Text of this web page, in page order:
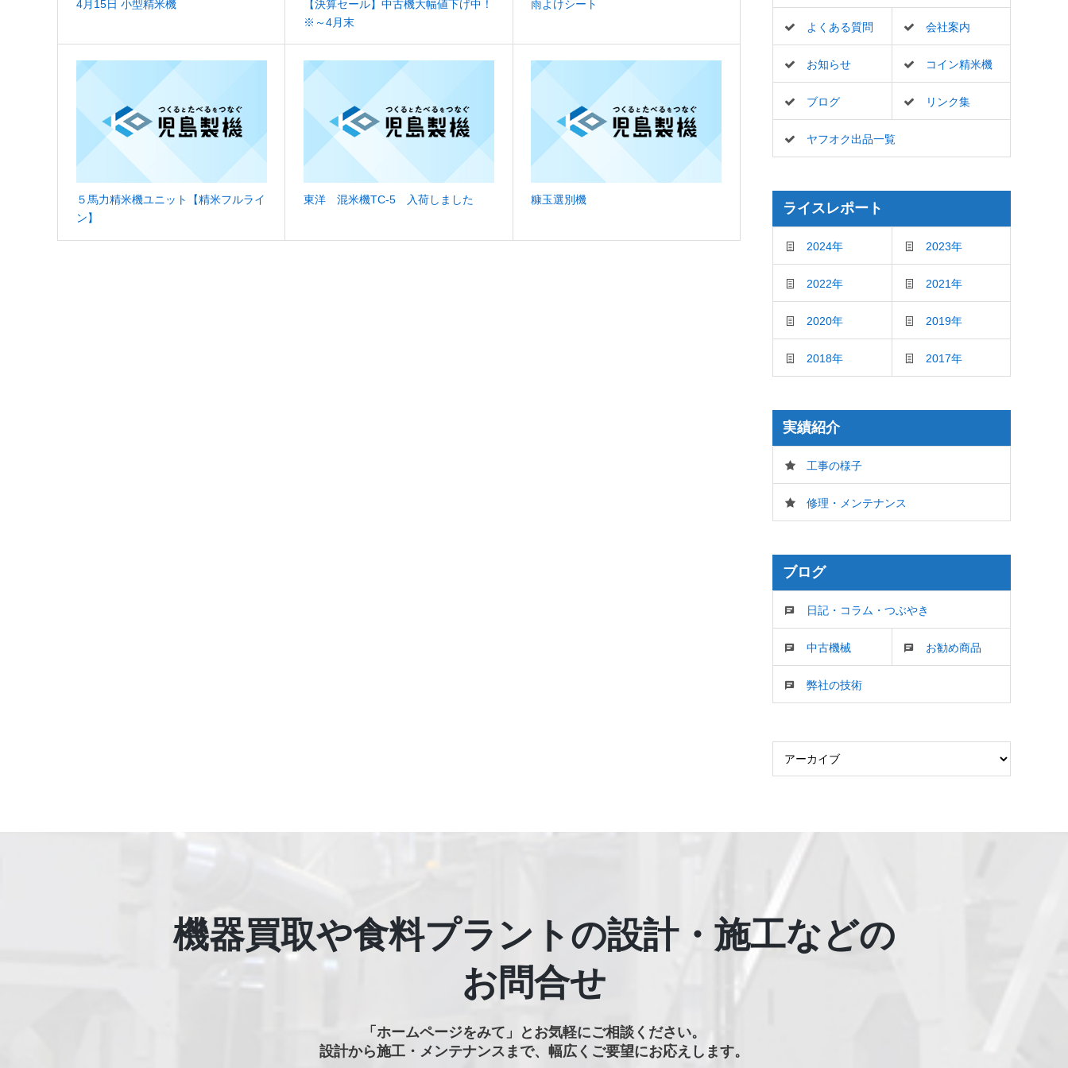
4月15日 小型精米機
【決算セール】中古機大幅値下げ中！
※～4月末
雨よけシート
５馬力精米機ユニット【精米フルライ
ン】
東洋 混米機TC-5 入荷しました 糠玉選別機
よくある質問 会社案内
お知らせ コイン精米機
ブログ リンク集
ヤフオク出品一覧
ライスレポート
2024年 2023年
2022年 2021年
2020年 2019年
2018年 2017年
実績紹介
工事の様子
修理・メンテナンス
ブログ
日記・コラム・つぶやき
中古機械 お勧め商品
弊社の技術
機器買取や食料プラントの設計・施工などの
お問合せ
「ホームページをみて」と お気軽にご相談ください。
設計から施工・メンテナンスまで、 幅広くご要望にお応えします。